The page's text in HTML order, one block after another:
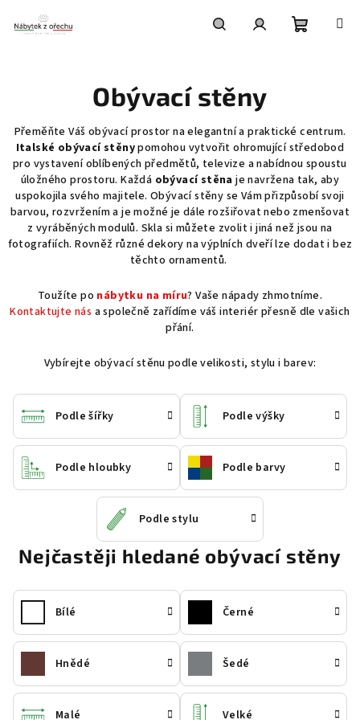
obsah
Obývací stěny
Přeměňte Váš obývací prostor na elegantní a praktické centrum.
Italské obývací stěnypomohou vytvořit ohromující středobod
pro vystavení oblíbených předmětů, televize a nabídnou spoustu
úložného prostoru. Každá obývací stěna je navržena tak, aby
uspokojila svého majitele. Obývací stěny se Vám přizpůsobí svoji
barvou, rozvržením a je možné je dále rozšiřovat nebo zmenšovat
z vyráběných modulů. Skla si můžete zvolit i jiná než jsou na
fotografiích. Rovněž různé dekory na výplních dveří lze dodat i bez
těchto ornamentů.
Toužíte po nábytku na míru? Vaše nápady zhmotníme.
Kontaktujte nás a společně zařídíme váš interiér přesně dle vašich
přání.
Vybírejte obývací stěnu podle velikosti, stylu i barev:
Podle šířky Podle výšky
Podle hloubky Podle barvy
Podle stylu
Nejčastěji hledané obývací stěny
Bílé Černé
Hnědé Šedé
Malé Velké